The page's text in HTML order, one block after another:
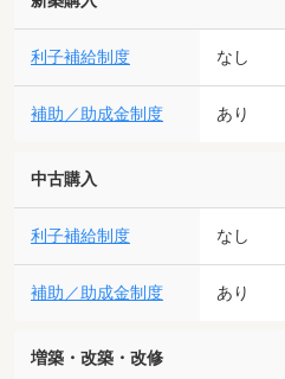
利子補給制度 なし
補助／助成金制度 あり
中古購入
利子補給制度 なし
補助／助成金制度 あり
増築・改築・改修